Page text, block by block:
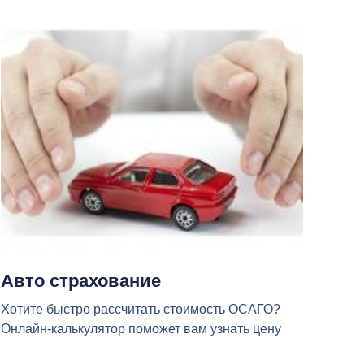
Авто страхование
Хотите быстро рассчитать стоимость ОСАГО?
Онлайн-калькулятор поможет вам узнать цену